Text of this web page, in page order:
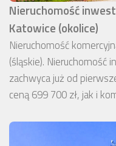
Nieruchomość
Katowice (okolice)
Nieruchomość
(śląskie). Nieruchomość
zachwyca już od
ceną 699 700 zł, jak i